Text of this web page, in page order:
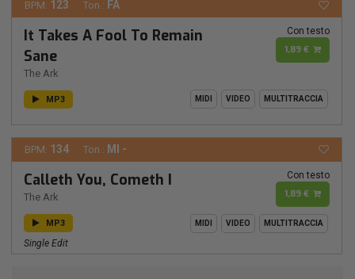
BPM: 123 Ton.: FA
It Takes A Fool To Remain
Sane
The Ark
Con testo
1,89 €
MP3 MIDI VIDEO MULTITRACCIA
BPM: 134 Ton.: MI -
Calleth You, Cometh I
The Ark
Con testo
1,89 €
MP3 MIDI VIDEO MULTITRACCIA
Single Edit